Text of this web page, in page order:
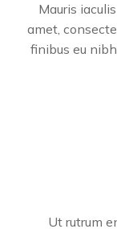
Mauris
amet,
finibus eu
Ut rutrum